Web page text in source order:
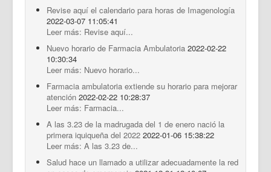
Revise aquí el calendario para horas de Imagenología
2022-03-07 11:05:41
Leer más: Revise aquí...
Nuevo horario de Farmacia Ambulatoria 2022-02-22
10:30:34
Leer más: Nuevo horario...
Farmacia ambulatoria extiende su horario para mejorar
atención 2022-02-22 10:28:37
Leer más: Farmacia...
A las 3.23 de la madrugada del 1 de enero nació la
primera iquiqueña del 2022 2022-01-06 15:38:22
Leer más: A las 3.23 de...
Salud hace un llamado a utilizar adecuadamente la red